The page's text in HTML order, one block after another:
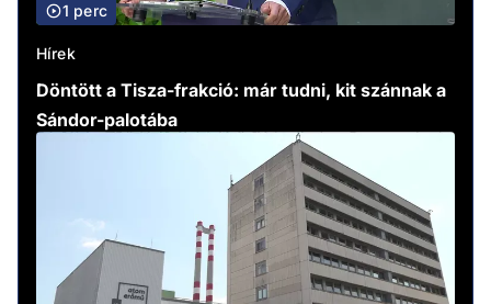
1 perc
Hírek
Döntött a Tisza-frakció: már tudni, kit szánnak a
Sándor-palotába